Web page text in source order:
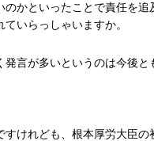
かといったことで責任を
いらっしゃいますか。
言が多いというのは今後と
すけれども、根本厚労大臣